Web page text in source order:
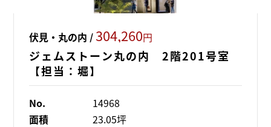
伏見・丸の内 /304,260円
ジェムストーン丸の内 2階201号室
【担当：堀】
No.
14968
面積
23.05坪